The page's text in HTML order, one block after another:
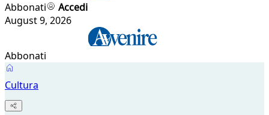
Abbonati
Accedi
August 9, 2026
Abbonati
Cultura